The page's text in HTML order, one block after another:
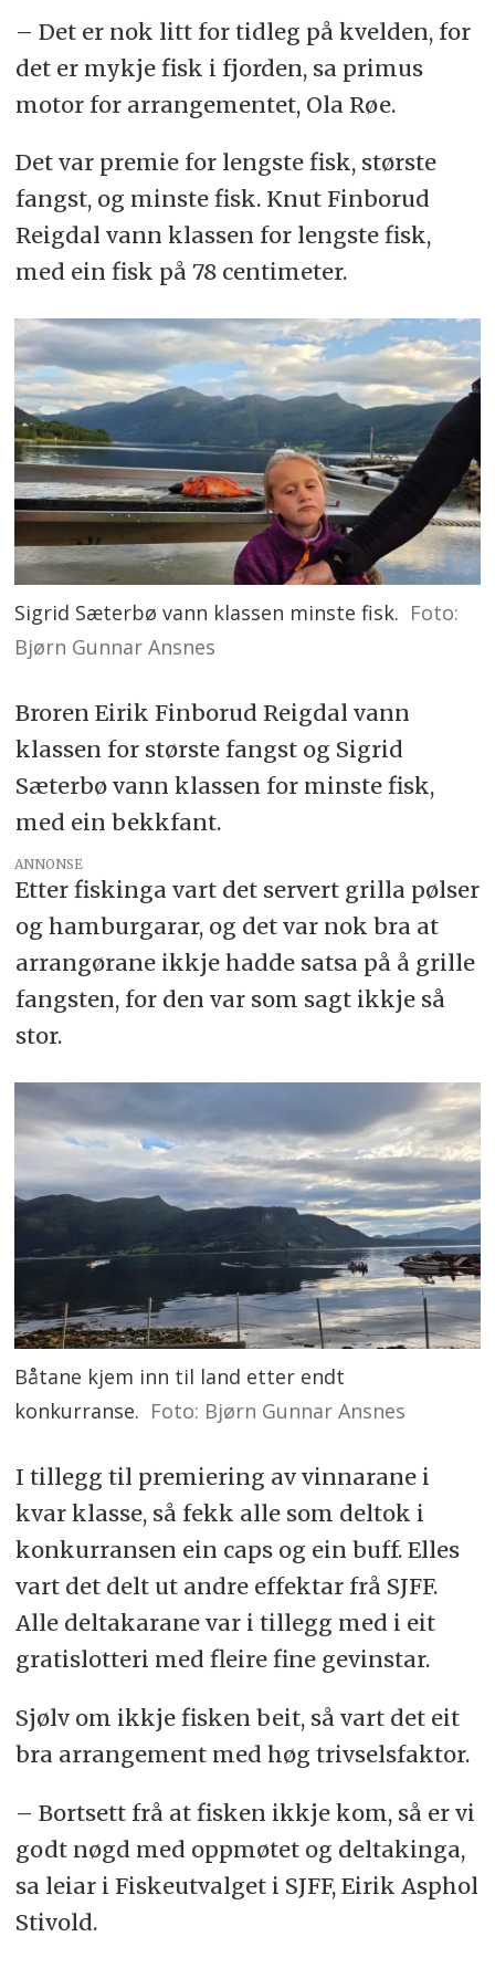
– Det er nok litt for tidleg på kvelden, for
det er mykje fisk i fjorden, sa primus
motor for arrangementet, Ola Røe.
Det var premie for lengste fisk, største
fangst, og minste fisk. Knut Finborud
Reigdal vann klassen for lengste fisk,
med ein fisk på 78 centimeter.
Sigrid Sæterbø vann klassen minste fisk. Foto:
Bjørn Gunnar Ansnes
Broren Eirik Finborud Reigdal vann
klassen for største fangst og Sigrid
Sæterbø vann klassen for minste fisk,
med ein bekkfant.
ANNONSE
Etter fiskinga vart det servert grilla pølser
og hamburgarar, og det var nok bra at
arrangørane ikkje hadde satsa på å grille
fangsten, for den var som sagt ikkje så
stor.
Båtane kjem inn til land etter endt
konkurranse. Foto: Bjørn Gunnar Ansnes
I tillegg til premiering av vinnarane i
kvar klasse, så fekk alle som deltok i
konkurransen ein caps og ein buff. Elles
vart det delt ut andre effektar frå SJFF.
Alle deltakarane var i tillegg med i eit
gratislotteri med fleire fine gevinstar.
Sjølv om ikkje fisken beit, så vart det eit
bra arrangement med høg trivselsfaktor.
– Bortsett frå at fisken ikkje kom, så er vi
godt nøgd med oppmøtet og deltakinga,
sa leiar i Fiskeutvalget i SJFF, Eirik Asphol
Stivold.